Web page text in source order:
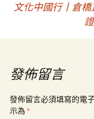
章
導
覽
文化中國行丨倉
發佈留言
發佈留言必須填寫的電
示為 *